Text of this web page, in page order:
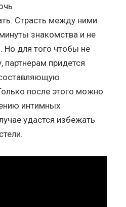
Страсть между ними
знакомства и не
Но для того чтобы не
партнерам придется
после этого можно
интимных
удастся избежать